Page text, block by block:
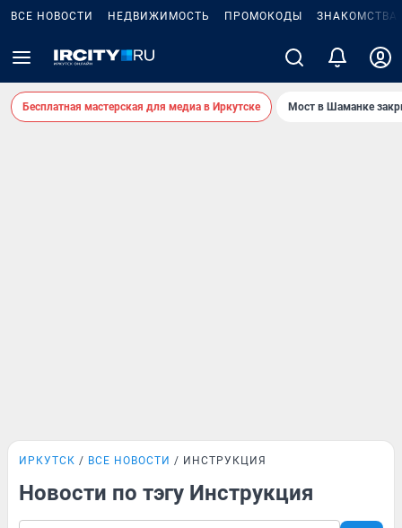
ВСЕ НОВОСТИ НЕДВИЖИМОСТЬ ПРОМОКОДЫ ЗНАКОМСТВА
Бесплатная мастерская для медиа в Иркутске Мост в Шаманке
ИРКУТСК ВСЕ НОВОСТИ ИНСТРУКЦИЯ
Новости по тэгу Инструкция